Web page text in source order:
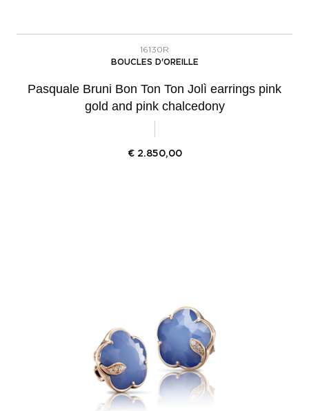
16130R
BOUCLES D'OREILLE
Pasquale Bruni Bon Ton Ton Jolì earrings pink
gold and pink chalcedony
€ 2.850,00